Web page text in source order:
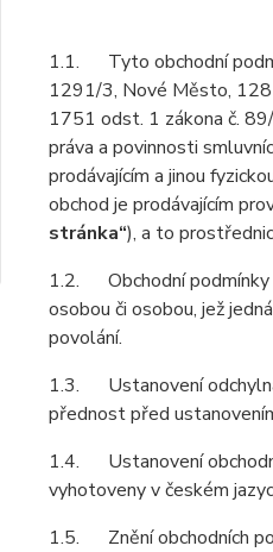
1.1. Tyto obchodní
1291/3, Nové Město,
1751 odst. 1 zákona č.
práva a povinnosti
prodávajícím a jinou
obchod je prodávajícím
stránka“), a to
1.2. Obchodní podmínky
osobou či osobou, jež
povolání.
1.3. Ustanovení odchylná
přednost před
1.4. Ustanovení
vyhotoveny v českém
1.5. Znění obchodních